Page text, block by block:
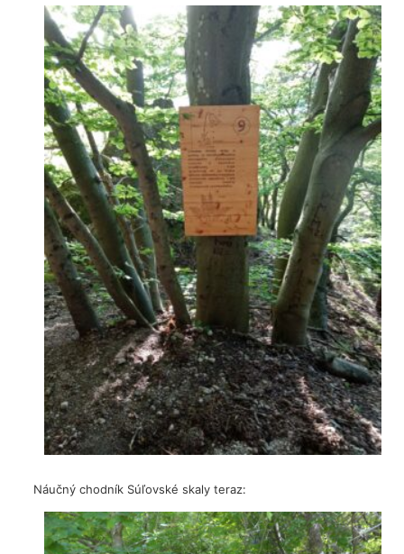
Náučný chodník Súľovské skaly teraz: